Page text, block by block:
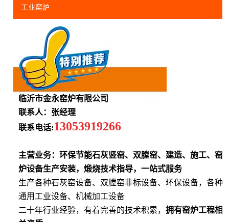
工业窑炉
临沂市金永窑炉有限公司
联系人：张经理
联系电话:13053919266
主营业务：环保节能石灰竖窑、双膛窑、建造、施工、窑
炉设备生产安装，煅烧技术指导，一站式服务
生产各种石灰窑设备、双膛窑非标设备、环保设备，各种
通用工业设备、机械加工设备
二十年行业经验，有着完善的技术积累，拥有窑炉工程相